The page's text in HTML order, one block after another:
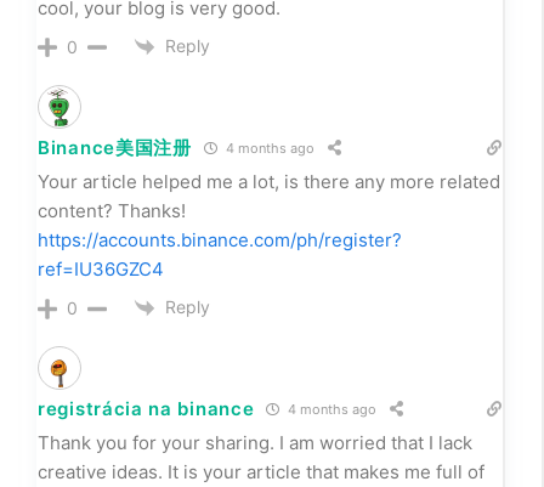
cool, your blog is very good.
0 Reply
Binance美国注册 4 months ago
Your article helped me a lot, is there any more related
content? Thanks!
https://accounts.binance.com/ph/register?
ref=IU36GZC4
0 Reply
registrácia na binance 4 months ago
Thank you for your sharing. I am worried that I lack
creative ideas. It is your article that makes me full of